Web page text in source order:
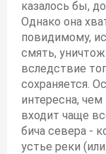
казалось бы,
Однако она
повидимому,
смять,
вследствие
сохраняется.
интересна,
входит чаще
бича севера -
устье реки